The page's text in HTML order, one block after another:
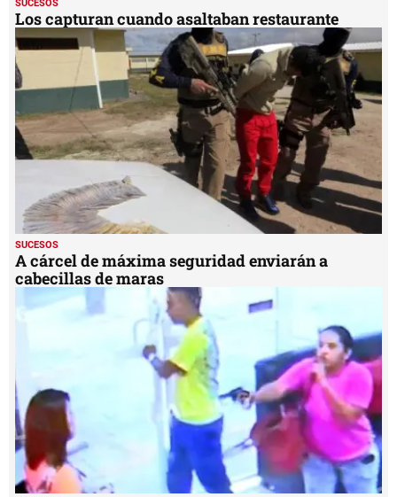
SUCESOS
Los capturan cuando asaltaban restaurante
SUCESOS
A cárcel de máxima seguridad enviarán a
cabecillas de maras